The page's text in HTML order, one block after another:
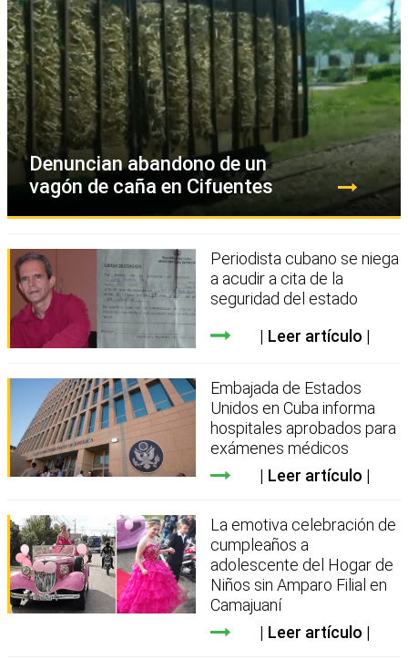
Denuncian abandono de un
vagón de caña en Cifuentes
Periodista cubano se niega
a acudir a cita de la
seguridad del estado
Leer artículo
Embajada de Estados
Unidos en Cuba informa
hospitales aprobados para
exámenes médicos
Leer artículo
La emotiva celebración de
cumpleaños a
adolescente del Hogar de
Niños sin Amparo Filial en
Camajuaní
Leer artículo